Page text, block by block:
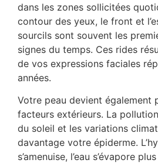
dans les zones sollicitées
contour des yeux, le front et
sourcils sont souvent les
signes du temps. Ces rides
de vos expressions faciales
années.
Votre peau devient également
facteurs extérieurs. La
du soleil et les variations
davantage votre épiderme.
s’amenuise, l’eau s’évapore